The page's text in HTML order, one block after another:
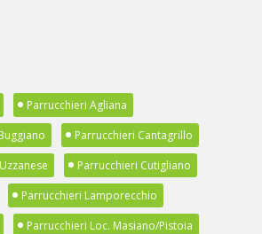
Parrucchieri Agliana
Parrucchieri Cantagrillo
Parrucchieri Cutigliano
Parrucchieri Lamporecchio
Parrucchieri Loc. Masiano/Pistoia